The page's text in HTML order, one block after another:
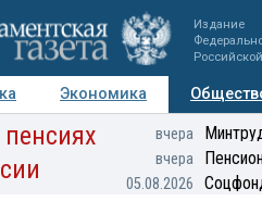
Издание
Экономика
Персоны Мнения
пенсиях
вчера
вчера
05.08.2026